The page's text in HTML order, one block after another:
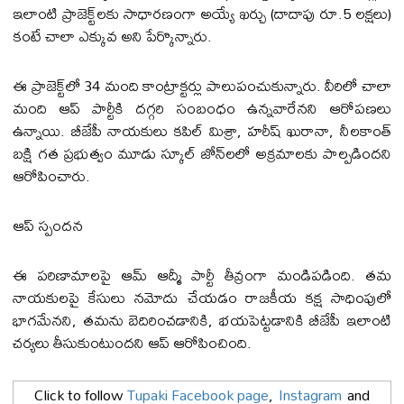
ఇలాంటి ప్రాజెక్ట్‌లకు సాధారణంగా అయ్యే ఖర్చు (దాదాపు రూ.5 లక్షలు)
కంటే చాలా ఎక్కువ అని పేర్కొన్నారు.
ఈ ప్రాజెక్ట్‌లో 34 మంది కాంట్రాక్టర్లు పాలుపంచుకున్నారు. వీరిలో చాలా
మంది ఆప్ పార్టీకి దగ్గరి సంబంధం ఉన్నవారేనని ఆరోపణలు
ఉన్నాయి. బీజేపీ నాయకులు కపిల్ మిశ్రా, హరీష్ ఖురానా, నీలకాంత్
బక్షి గత ప్రభుత్వం మూడు స్కూల్ జోన్‌లలో అక్రమాలకు పాల్పడిందని
ఆరోపించారు.
ఆప్ స్పందన
ఈ పరిణామాలపై ఆమ్ ఆద్మీ పార్టీ తీవ్రంగా మండిపడింది. తమ
నాయకులపై కేసులు నమోదు చేయడం రాజకీయ కక్ష సాధింపులో
భాగమేనని, తమను బెదిరించడానికి, భయపెట్టడానికి బీజేపీ ఇలాంటి
చర్యలు తీసుకుంటుందని ఆప్ ఆరోపించింది.
Click to followTupaki Facebook page, Instagram and